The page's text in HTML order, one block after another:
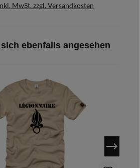
MwSt. zzgl. Versandkosten
ebenfalls angesehen